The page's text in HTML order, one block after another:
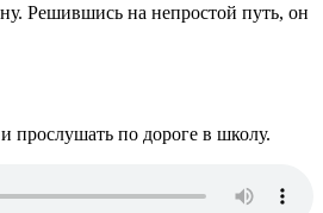
Решившись на непростой путь, он
прослушать по дороге в школу.